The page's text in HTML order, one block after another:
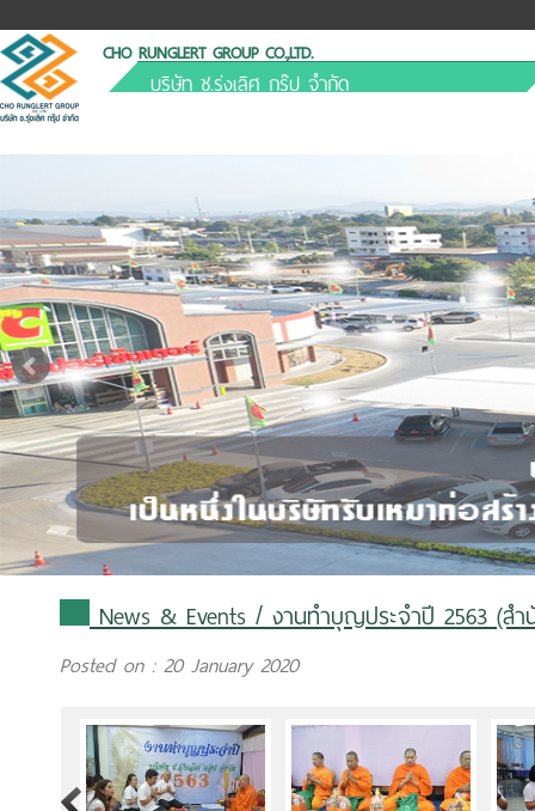
CHO RUNGLERT GROUP CO.,LTD.
บริษัท ช.รุ่งเลิศ กรุ๊ป จำกัด
News & Events/ งานทำบุญประจำปี 2563 (สำ
Posted on : 20 January 2020
>